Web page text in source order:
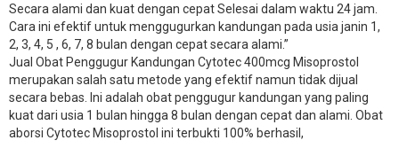
Secara alami dan kuat dengan cepat Selesai dalam waktu 24 jam.
Cara ini efektif untuk menggugurkan kandungan pada usia janin 1,
2, 3, 4, 5 , 6, 7, 8 bulan dengan cepat secara alami.”
Jual Obat Penggugur Kandungan Cytotec 400mcg Misoprostol
merupakan salah satu metode yang efektif namun tidak dijual
secara bebas. Ini adalah obat penggugur kandungan yang paling
kuat dari usia 1 bulan hingga 8 bulan dengan cepat dan alami. Obat
aborsi Cytotec Misoprostol ini terbukti 100% berhasil,